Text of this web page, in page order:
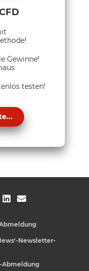
Gewinne!
testen!
Newsletter-